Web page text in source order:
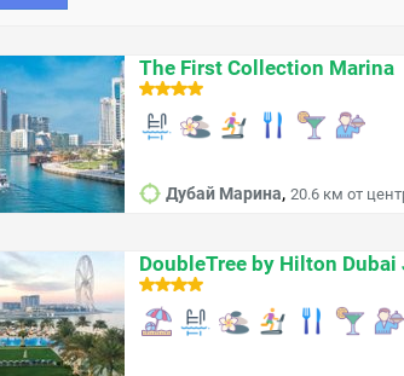
The First Collection Marina
Дубай Марина, 20.6 км от
DoubleTree by Hilton Dubai